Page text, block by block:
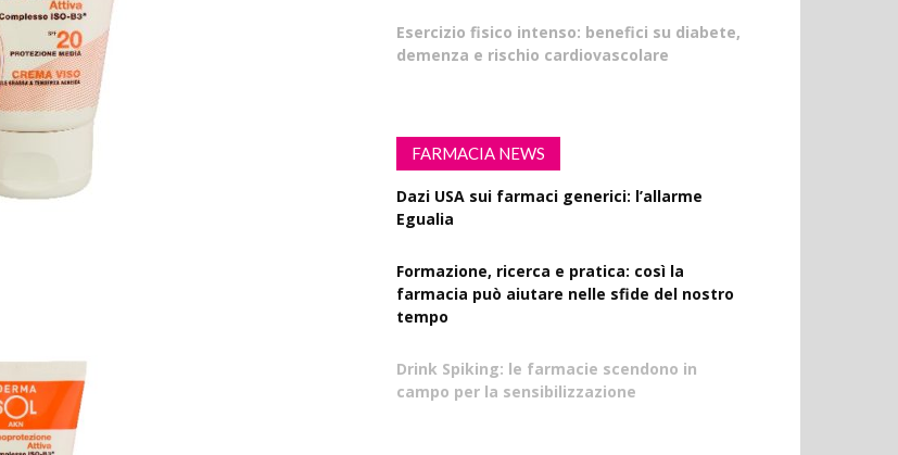
Esercizio fisico intenso: benefici su diabete,
demenza e rischio cardiovascolare
FARMACIA NEWS
Dazi USA sui farmaci generici: l’allarme
Egualia
Formazione, ricerca e pratica: così la
farmacia può aiutare nelle sfide del nostro
tempo
Drink Spiking: le farmacie scendono in
campo per la sensibilizzazione